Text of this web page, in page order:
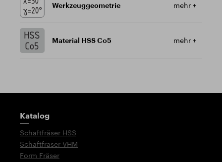
Werkzeuggeometrie mehr +
Material HSS Co5 mehr +
Wegweiser
Katalog
Schaftfräser HSS
Schaftfräser VHM
Form Fräser